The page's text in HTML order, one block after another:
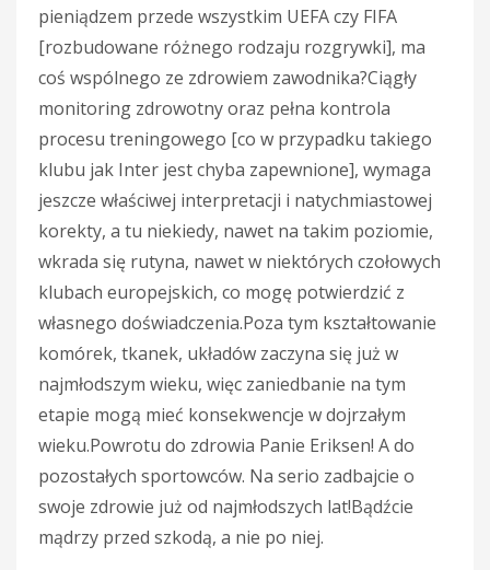
pieniądzem przede wszystkim UEFA czy FIFA
[rozbudowane różnego rodzaju rozgrywki], ma
coś wspólnego ze zdrowiem zawodnika?Ciągły
monitoring zdrowotny oraz pełna kontrola
procesu treningowego [co w przypadku takiego
klubu jak Inter jest chyba zapewnione], wymaga
jeszcze właściwej interpretacji i natychmiastowej
korekty, a tu niekiedy, nawet na takim poziomie,
wkrada się rutyna, nawet w niektórych czołowych
klubach europejskich, co mogę potwierdzić z
własnego doświadczenia.Poza tym kształtowanie
komórek, tkanek, układów zaczyna się już w
najmłodszym wieku, więc zaniedbanie na tym
etapie mogą mieć konsekwencje w dojrzałym
wieku.Powrotu do zdrowia Panie Eriksen! A do
pozostałych sportowców. Na serio zadbajcie o
swoje zdrowie już od najmłodszych lat!Bądźcie
mądrzy przed szkodą, a nie po niej.